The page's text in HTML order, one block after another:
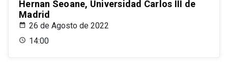
Hernan Seoane, Universidad Carlos III de
Madrid
26 de Agosto de 2022
14:00